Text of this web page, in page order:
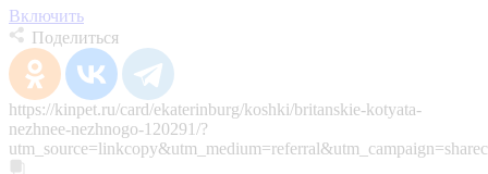
Включить
Поделиться
https://kinpet.ru/card/ekaterinburg/koshki/britanskie-kotyata-
nezhnee-nezhnogo-120291/?